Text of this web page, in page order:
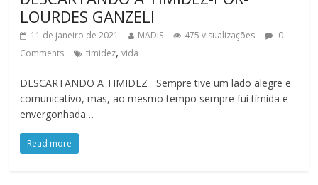
LOURDES GANZELI
11 de janeiro de 2021 MADIS 475 visualizações
0
Comments
timidez,vida
DESCARTANDO A TIMIDEZ Sempre tive um lado alegre e
comunicativo, mas, ao mesmo tempo sempre fui tímida e
envergonhada…
Read more